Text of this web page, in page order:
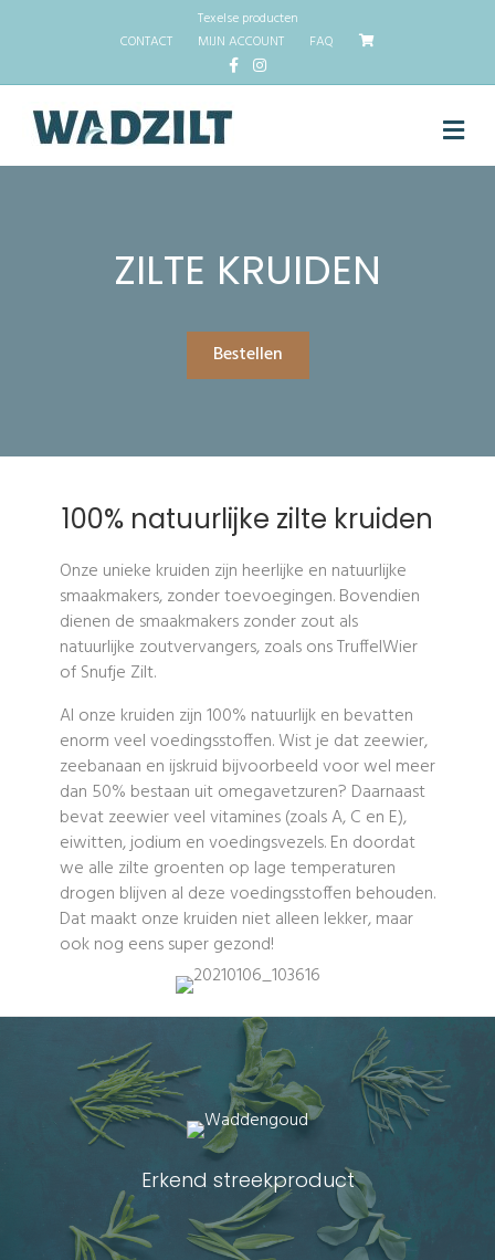
Texelse producten
CONTACT
MIJN ACCOUNT FAQ
FacebookInstagram
ZILTE KRUIDEN
Bestellen
100% natuurlijke zilte kruiden
Onze unieke kruiden zijn heerlijke en natuurlijke
smaakmakers, zonder toevoegingen. Bovendien
dienen de smaakmakers zonder zout als
natuurlijke zoutvervangers, zoals ons TruffelWier
of Snufje Zilt.
Al onze kruiden zijn 100% natuurlijk en bevatten
enorm veel voedingsstoffen. Wist je dat zeewier,
zeebanaan en ijskruid bijvoorbeeld voor wel meer
dan 50% bestaan uit omegavetzuren? Daarnaast
bevat zeewier veel vitamines (zoals A, C en E),
eiwitten, jodium en voedingsvezels. En doordat
we alle zilte groenten op lage temperaturen
drogen blijven al deze voedingsstoffen behouden.
Dat maakt onze kruiden niet alleen lekker, maar
ook nog eens super gezond!
Erkend streekproduct